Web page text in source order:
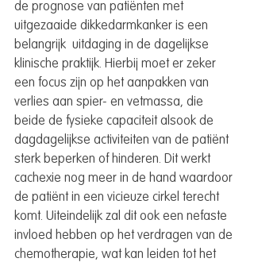
de prognose van patiënten met
uitgezaaide dikkedarmkanker is een
belangrijk  uitdaging in de dagelijkse
klinische praktijk. Hierbij moet er zeker
een focus zijn op het aanpakken van
verlies aan spier- en vetmassa, die
beide de fysieke capaciteit alsook de
dagdagelijkse activiteiten van de patiënt
sterk beperken of hinderen. Dit werkt
cachexie nog meer in de hand waardoor
de patiënt in een vicieuze cirkel terecht
komt. Uiteindelijk zal dit ook een nefaste
invloed hebben op het verdragen van de
chemotherapie, wat kan leiden tot het